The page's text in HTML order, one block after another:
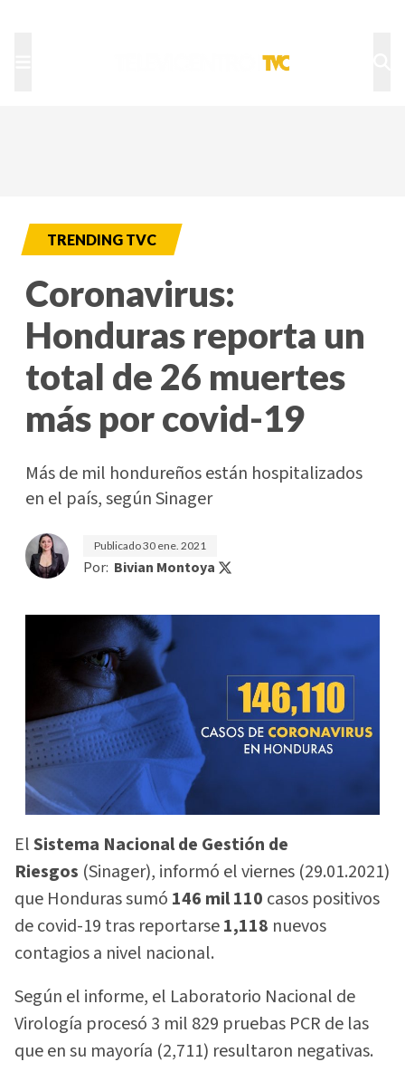
TRENDING TVC
Coronavirus:
Honduras reporta un
total de 26 muertes
más por covid-19
Más de mil hondureños están hospitalizados
en el país, según Sinager
Publicado30 ene. 2021
Por: Bivian Montoya
ElSistema Nacional de Gestión de
Riesgos (Sinager), informó el viernes (29.01.2021)
que Honduras sumó 146 mil 110 casos positivos
de covid-19 tras reportarse1,118 nuevos
contagios a nivel nacional.
Según el informe, el Laboratorio Nacional de
Virología procesó 3 mil 829 pruebas PCR de las
que en su mayoría (2,711) resultaron negativas.